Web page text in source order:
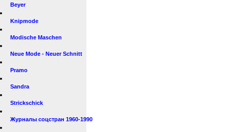
Beyer
Knipmode
Modische Maschen
Neue Mode - Neuer Schnitt
Pramo
Sandra
Strickschick
Журналы соцстран 1960-1990